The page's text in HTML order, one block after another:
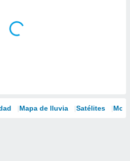
Mapa de lluvia Satélites